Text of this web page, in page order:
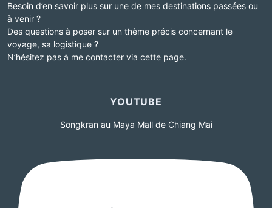
Besoin d’en savoir plus sur une de mes destinations passées ou
à venir ?
Des questions à poser sur un thème précis concernant le
voyage, sa logistique ?
N’hésitez pas à me contacter via cette page.
YOUTUBE
Songkran au Maya Mall de Chiang Mai